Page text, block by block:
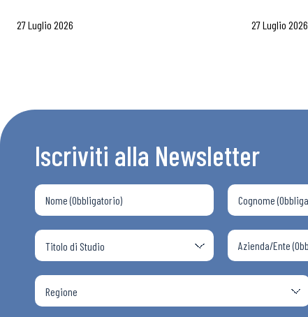
27 Luglio 2026 27 Luglio 2026
Iscriviti alla Newsletter